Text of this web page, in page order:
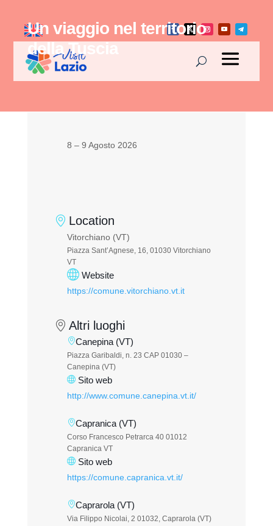
Un viaggio nel territorio
della Tuscia
8 – 9 Agosto 2026
Location
Vitorchiano (VT)
Piazza Sant’Agnese, 16, 01030 Vitorchiano
VT
Website
https://comune.vitorchiano.vt.it
Altri luoghi
Canepina (VT)
Piazza Garibaldi, n. 23 CAP 01030 –
Canepina (VT)
Sito web
http://www.comune.canepina.vt.it/
Capranica (VT)
Corso Francesco Petrarca 40 01012
Capranica VT
Sito web
https://comune.capranica.vt.it/
Caprarola (VT)
Via Filippo Nicolai, 2 01032, Caprarola (VT)